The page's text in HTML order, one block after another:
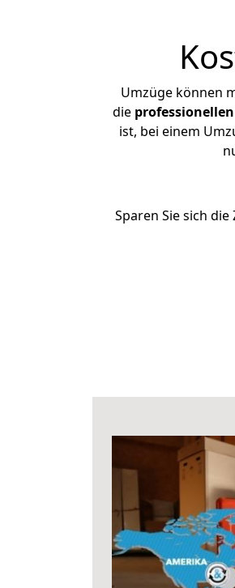
Umzüge können
die
ist, bei einem
Sparen Sie sich